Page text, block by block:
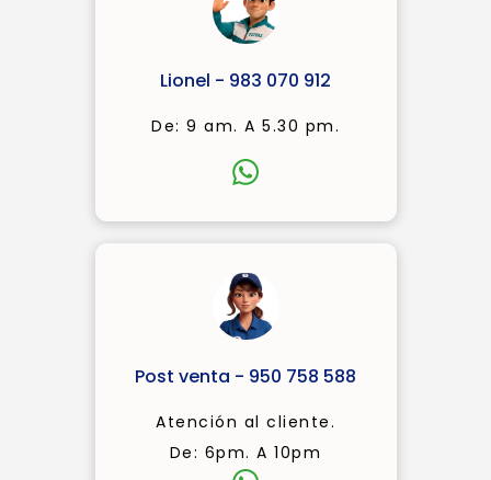
Lionel - 983 070 912
De: 9 am. A 5.30 pm.
Post venta - 950 758 588
Atención al cliente.
De: 6pm. A 10pm